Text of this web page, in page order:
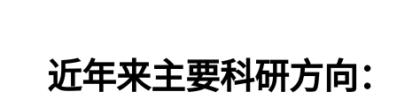
近年来主要科研方向：